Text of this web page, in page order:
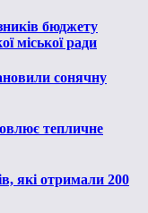
бюджету
міської ради
сонячну
тепличне
які отримали 200